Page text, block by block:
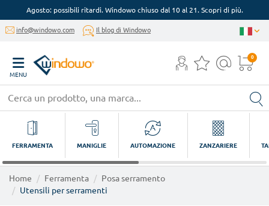
Agosto: possibili ritardi. Windowo chiuso dal 10 al 21. Scopri di più.
info@windowo.com Il blog di Windowo
MENU
0
FERRAMENTA MANIGLIE AUTOMAZIONE ZANZARIERE
Home Ferramenta
Posa serramento
Utensili per serramenti